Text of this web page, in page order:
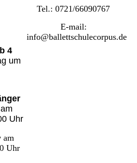
4
um
Uhr
am
Uhr
Tel.: 0721/66090767
E-mail:
info@ballettschulecorpus.de